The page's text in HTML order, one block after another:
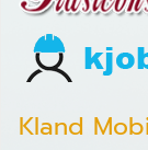
Kland